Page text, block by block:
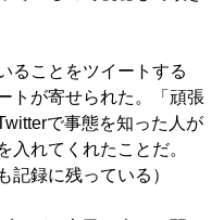
ることをツイートする
トが寄せられた。「頑張
で事態を知った人が
入れてくれたことだ。
記録に残っている）